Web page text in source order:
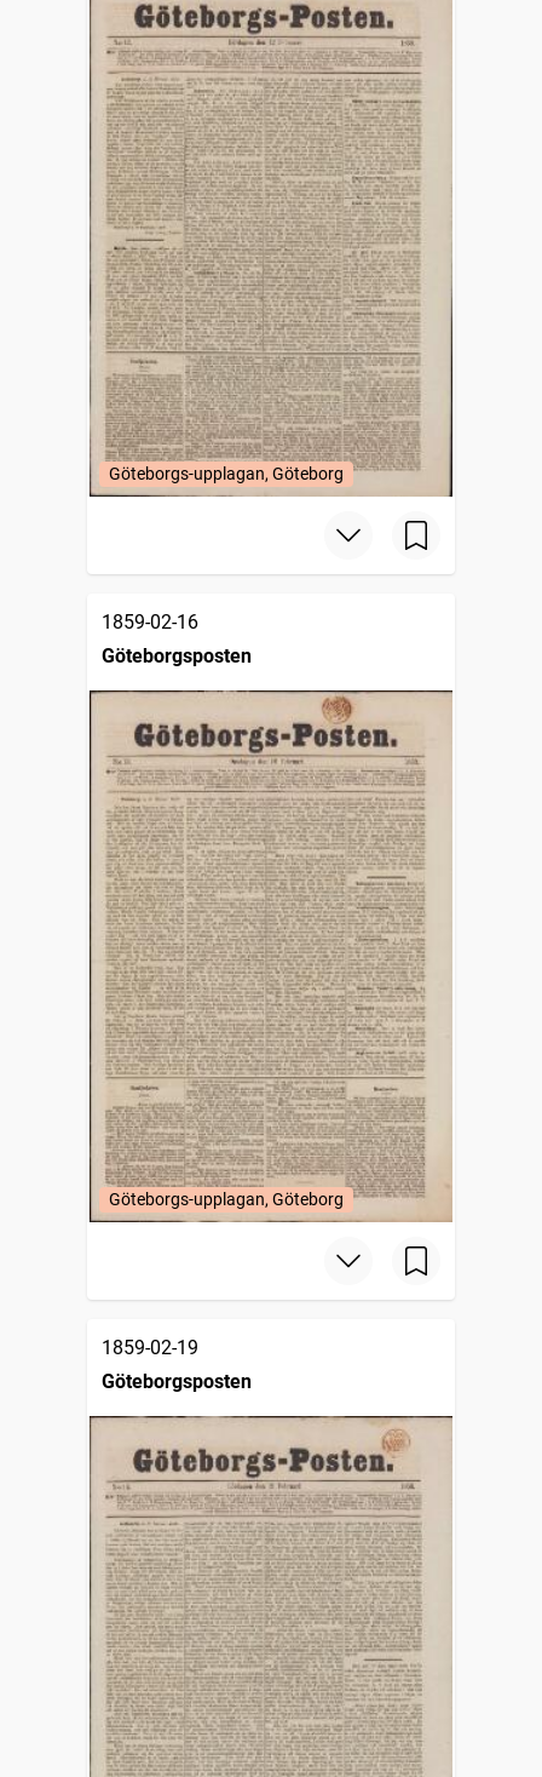
Göteborgs-upplagan, Göteborg
1859-02-16
Göteborgsposten
Göteborgs-upplagan, Göteborg
1859-02-19
Göteborgsposten